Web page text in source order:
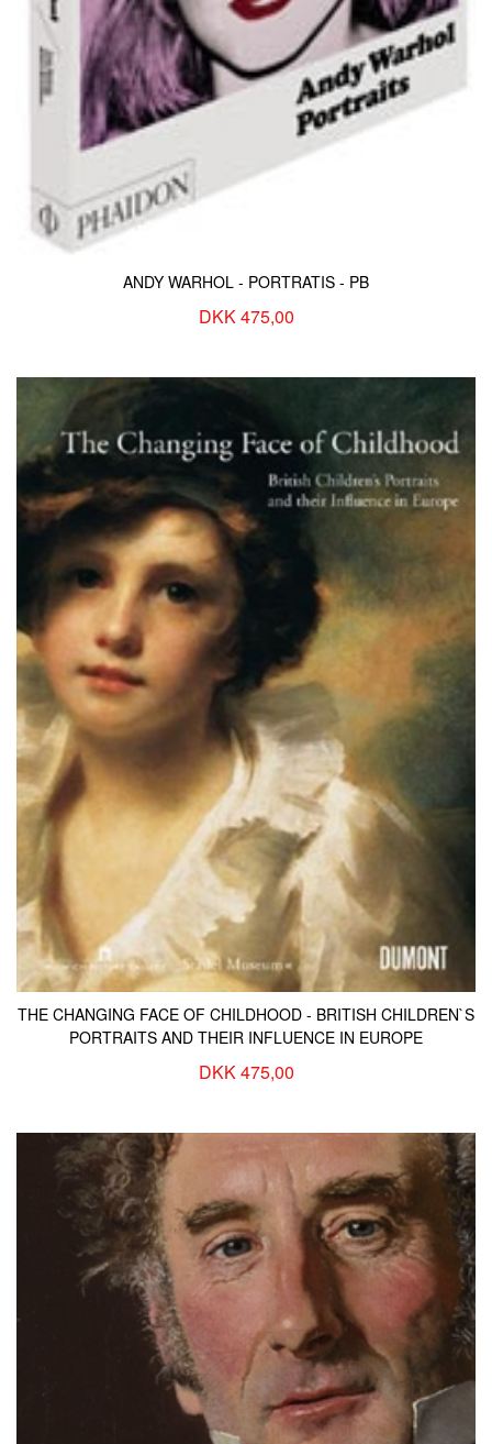
ANDY WARHOL - PORTRATIS - PB
DKK 475,00
THE CHANGING FACE OF CHILDHOOD - BRITISH CHILDREN`S
PORTRAITS AND THEIR INFLUENCE IN EUROPE
DKK 475,00